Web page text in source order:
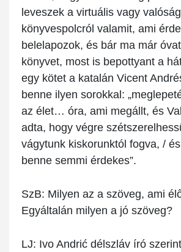
leveszek a virtuális vagy
könyvespolcról valamit, ami
belelapozok, és bár ma már
könyvet, most is bepottyant a
egy kötet a katalán Vicent
benne ilyen sorokkal:
az élet… óra, ami megállt, és
adta, hogy végre
vágytunk kiskorunktól fogva, /
benne semmi érdekes”.
SzB: Milyen az a szöveg, ami
Egyáltalán milyen a jó szöveg?
LJ: Ivo Andrić délszláv író